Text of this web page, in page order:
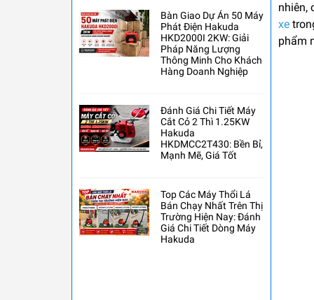
Bàn Giao Dự Án 50 Máy
Phát Điện Hakuda
HKD2000I 2KW: Giải
Pháp Năng Lượng
Thông Minh Cho Khách
Hàng Doanh Nghiệp
Đánh Giá Chi Tiết Máy
Cắt Cỏ 2 Thì 1.25KW
Hakuda
HKDMCC2T430: Bền Bỉ,
Mạnh Mẽ, Giá Tốt
Top Các Máy Thổi Lá
Bán Chạy Nhất Trên Thị
Trường Hiện Nay: Đánh
Giá Chi Tiết Dòng Máy
Hakuda
nhiên,
xe
phẩm